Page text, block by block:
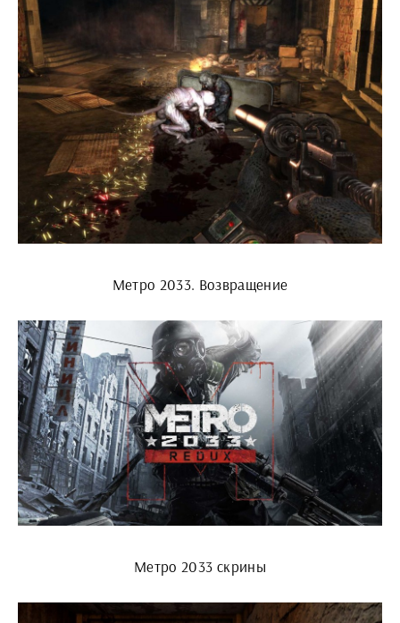
Метро 2033. Возвращение
Метро 2033 скрины